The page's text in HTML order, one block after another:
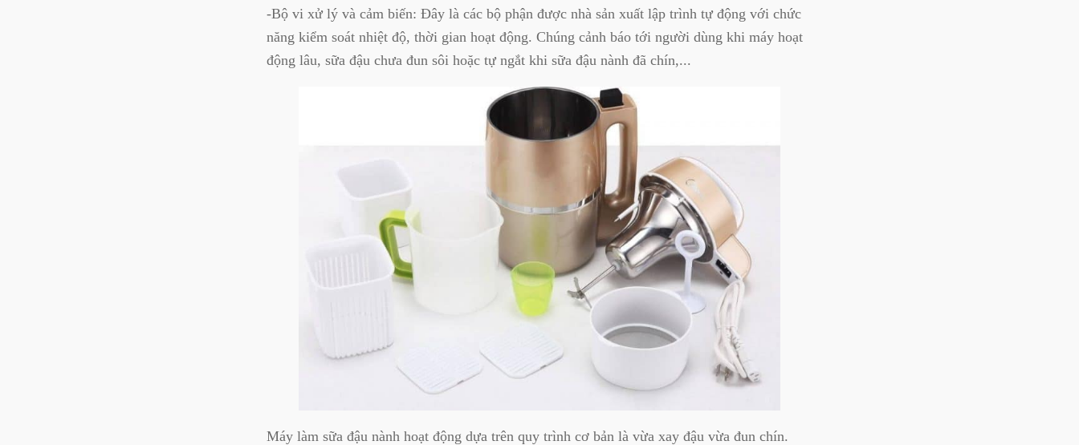
-Bộ vi xử lý và cảm biến: Đây là các bộ phận được nhà sản xuất lập trình tự động với chức
năng kiểm soát nhiệt độ, thời gian hoạt động. Chúng cảnh báo tới người dùng khi máy hoạt
động lâu, sữa đậu chưa đun sôi hoặc tự ngắt khi sữa đậu nành đã chín,...
Máy làm sữa đậu nành hoạt động dựa trên quy trình cơ bản là vừa xay đậu vừa đun chín.